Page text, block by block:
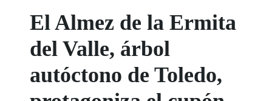
El Almez de la Ermita
del Valle, árbol
autóctono de Toledo,